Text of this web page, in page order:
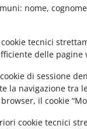
nome,
tecnici
delle
di sessione
la navigazione tra
il cookie
cookie tecnici